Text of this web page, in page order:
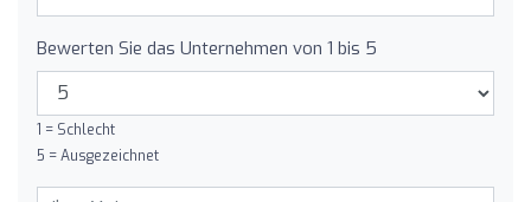
Bewerten Sie das Unternehmen von 1 bis 5
1 = Schlecht
5 = Ausgezeichnet